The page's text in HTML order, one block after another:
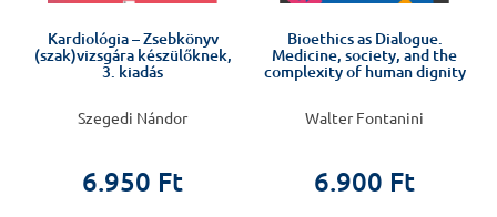
Kardiológia – Zsebkönyv
(szak)vizsgára készülőknek,
3. kiadás
Szegedi Nándor
6.950 Ft
Bioethics as Dialogue.
Medicine, society, and the
complexity of human dignity
Walter Fontanini
6.900 Ft